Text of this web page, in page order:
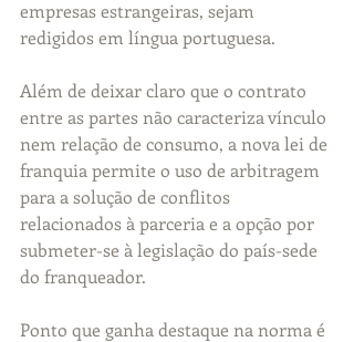
empresas estrangeiras, sejam
redigidos em língua portuguesa.
Além de deixar claro que o contrato
entre as partes não caracteriza vínculo
nem relação de consumo, a nova lei de
franquia permite o uso de arbitragem
para a solução de conflitos
relacionados à parceria e a opção por
submeter-se à legislação do país-sede
do franqueador.
Ponto que ganha destaque na norma é